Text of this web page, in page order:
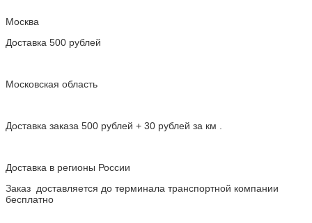
Москва
Доставка 500 рублей
Московская область
Доставка заказа 500 рублей + 30 рублей за км .
Доставка в регионы России
Заказ доставляется до терминала транспортной компании
бесплатно